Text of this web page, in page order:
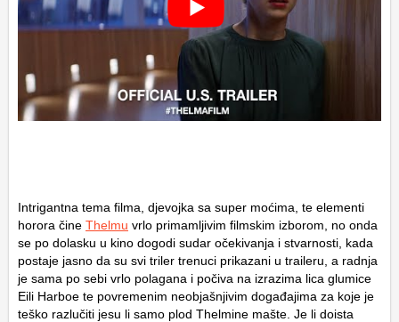
Intrigantna tema filma, djevojka sa super moćima, te elementi
horora čine Thelmu vrlo primamljivim filmskim izborom, no onda
se po dolasku u kino dogodi sudar očekivanja i stvarnosti, kada
postaje jasno da su svi triler trenuci prikazani u traileru, a radnja
je sama po sebi vrlo polagana i počiva na izrazima lica glumice
Eili Harboe te povremenim neobjašnjivim događajima za koje je
teško razlučiti jesu li samo plod Thelmine mašte. Je li doista